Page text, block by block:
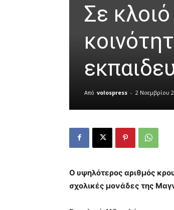
Σε
Από volospress - 2 Νοεμβρίου
Ο υψηλότερος αριθμός
σχολικές μονάδες της